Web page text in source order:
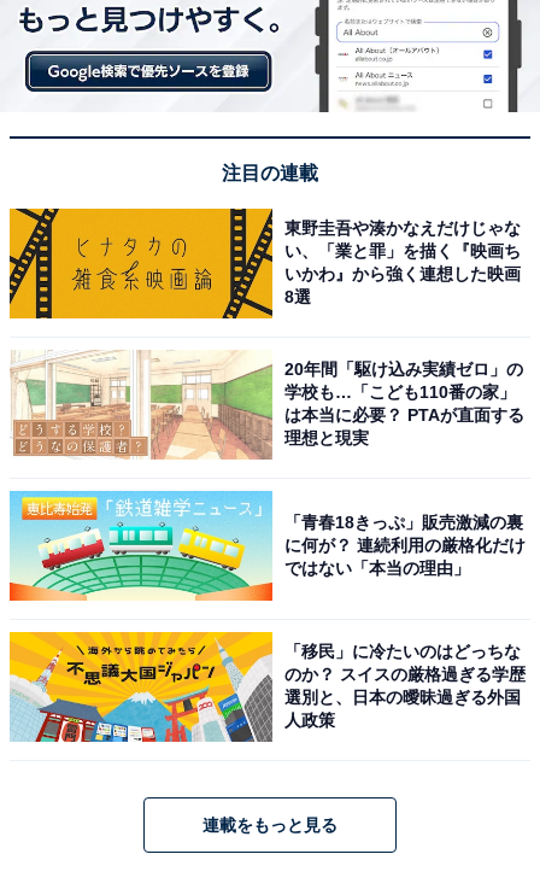
注目の連載
東野圭吾や湊かなえだけじゃな
い、「業と罪」を描く『映画ち
いかわ』から強く連想した映画
8選
20年間「駆け込み実績ゼロ」の
学校も…「こども110番の家」
は本当に必要？ PTAが直面する
理想と現実
「青春18きっぷ」販売激減の裏
に何が？ 連続利用の厳格化だけ
ではない「本当の理由」
「移民」に冷たいのはどっちな
のか？ スイスの厳格過ぎる学歴
選別と、日本の曖昧過ぎる外国
人政策
連載をもっと見る